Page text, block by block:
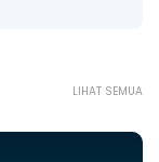
LIHAT SEMUA